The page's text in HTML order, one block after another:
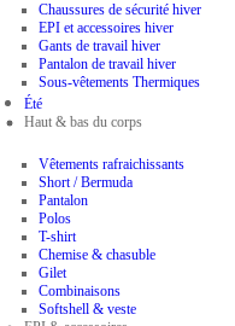
Chaussures de sécurité hiver
EPI et accessoires hiver
Gants de travail hiver
Pantalon de travail hiver
Sous-vêtements Thermiques
Été
Haut & bas du corps
Vêtements rafraichissants
Short / Bermuda
Pantalon
Polos
T-shirt
Chemise & chasuble
Gilet
Combinaisons
Softshell & veste